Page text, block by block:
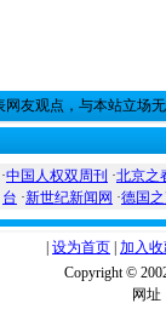
网友观点，与本站立场
·中国人权双周刊 ·北京之
台 ·新世纪新闻网 ·德国
设为首页 加入
Copyright ©
网址